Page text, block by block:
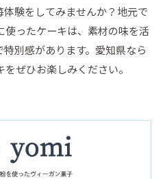
験をしてみませんか？地元で
使ったケーキは、素材の味を活
別感があります。愛知県なら
ぜひお楽しみください。